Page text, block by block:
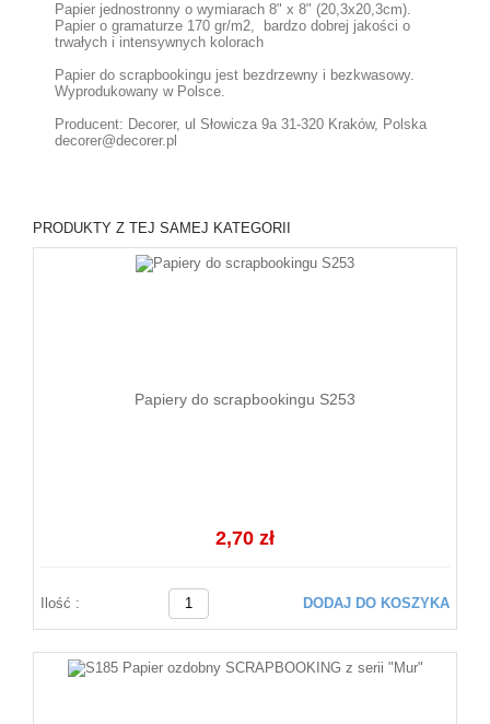
Papier jednostronny o wymiarach 8" x 8" (20,3x20,3cm).
Papier o gramaturze 170 gr/m2, bardzo dobrej jakości o
trwałych i intensywnych kolorach
Papier do scrapbookingu jest bezdrzewny i bezkwasowy.
Wyprodukowany w Polsce.
Producent: Decorer, ul Słowicza 9a 31-320 Kraków, Polska
decorer@decorer.pl
PRODUKTY Z TEJ SAMEJ KATEGORII
Papiery do scrapbookingu S253
2,70 zł
Ilość : DODAJ DO KOSZYKA